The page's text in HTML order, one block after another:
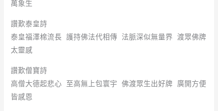
萬象生
讚歎泰皇詩
泰皇福澤棉流長 護持佛法代相傳 法脈深似無量界 渡眾佛牌
太靈感
讚歎僧寶詩
高僧大德起悲心 至高無上包寰宇 佛渡眾生出好牌 廣開方便
皆感恩